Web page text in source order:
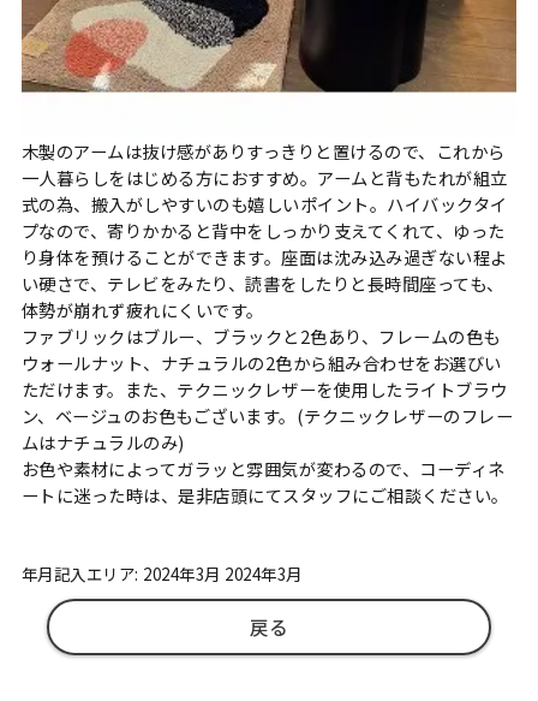
木製のアームは抜け感がありすっきりと置けるので、これから
一人暮らしをはじめる方におすすめ。アームと背もたれが組立
式の為、搬入がしやすいのも嬉しいポイント。ハイバックタイ
プなので、寄りかかると背中をしっかり支えてくれて、ゆった
り身体を預けることができます。座面は沈み込み過ぎない程よ
い硬さで、テレビをみたり、読書をしたりと長時間座っても、
体勢が崩れず疲れにくいです。
ファブリックはブルー、ブラックと2色あり、フレームの色も
ウォールナット、ナチュラルの2色から組み合わせをお選びい
ただけます。また、テクニックレザーを使用したライトブラウ
ン、ベージュのお色もございます。(テクニックレザーのフレー
ムはナチュラルのみ)
お色や素材によってガラッと雰囲気が変わるので、コーディネ
ートに迷った時は、是非店頭にてスタッフにご相談ください。
年月記入エリア: 2024年3月 2024年3月
戻る